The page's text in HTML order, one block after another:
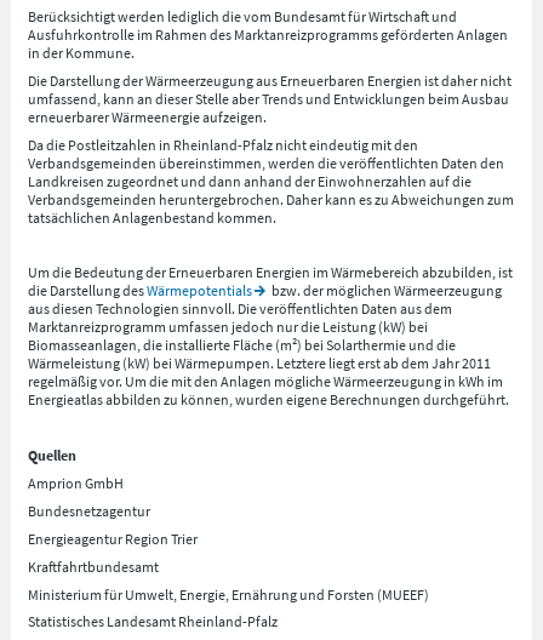
Berücksichtigt werden lediglich die vom Bundesamt für Wirtschaft und
Ausfuhrkontrolle im Rahmen des Marktanreizprogramms geförderten Anlagen
in der Kommune.
Die Darstellung der Wärmeerzeugung aus Erneuerbaren Energien ist daher nicht
umfassend, kann an dieser Stelle aber Trends und Entwicklungen beim Ausbau
erneuerbarer Wärmeenergie aufzeigen.
Da die Postleitzahlen in Rheinland-Pfalz nicht eindeutig mit den
Verbandsgemeinden übereinstimmen, werden die veröffentlichten Daten den
Landkreisen zugeordnet und dann anhand der Einwohnerzahlen auf die
Verbandsgemeinden heruntergebrochen. Daher kann es zu Abweichungen zum
tatsächlichen Anlagenbestand kommen.
Um die Bedeutung der Erneuerbaren Energien im Wärmebereich abzubilden, ist
die Darstellung desWärmepotentials
bzw. der möglichen Wärmeerzeugung
aus diesen Technologien sinnvoll. Die veröffentlichten Daten aus dem
Marktanreizprogramm umfassen jedoch nur die Leistung (kW) bei
Biomasseanlagen, die installierte Fläche (m²) bei Solarthermie und die
Wärmeleistung (kW) bei Wärmepumpen. Letztere liegt erst ab dem Jahr 2011
regelmäßig vor. Um die mit den Anlagen mögliche Wärmeerzeugung in kWh im
Energieatlas abbilden zu können, wurden eigene Berechnungen durchgeführt.
Quellen
Amprion GmbH
Bundesnetzagentur
Energieagentur Region Trier
Kraftfahrtbundesamt
Ministerium für Umwelt, Energie, Ernährung und Forsten (MUEEF)
Statistisches Landesamt Rheinland-Pfalz